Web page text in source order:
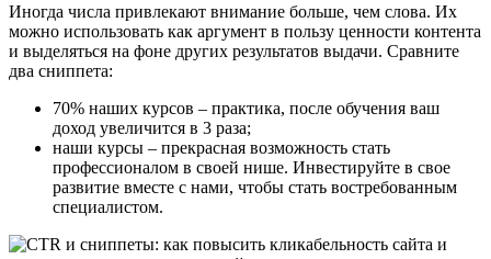
Иногда числа привлекают внимание больше, чем слова. Их
можно использовать как аргумент в пользу ценности контента
и выделяться на фоне других результатов выдачи. Сравните
два сниппета:
70% наших курсов – практика, после обучения ваш
доход увеличится в 3 раза;
наши курсы – прекрасная возможность стать
профессионалом в своей нише. Инвестируйте в свое
развитие вместе с нами, чтобы стать востребованным
специалистом.